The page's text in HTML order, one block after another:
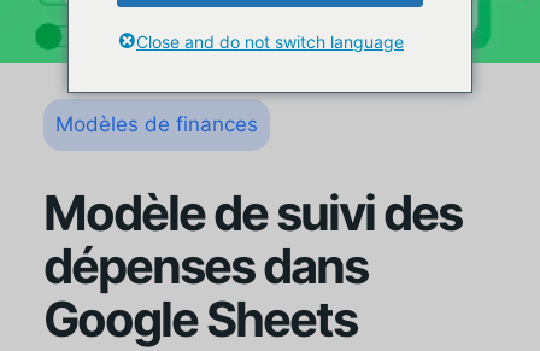
Modèles de finances
Modèle de suivi des
dépenses dans
Google Sheets
Close and do not switch language